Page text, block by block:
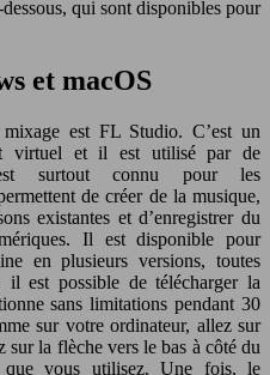
qui sont disponibles pour
et macOS
est FL Studio. C’est un
virtuel et il est utilisé par de
surtout connu pour les
de créer de la musique,
existantes et d’enregistrer du
Il est disponible pour
en plusieurs versions, toutes
il est possible de télécharger la
sans limitations pendant 30
sur votre ordinateur, allez sur
la flèche vers le bas à côté du
que vous utilisez. Une fois, le